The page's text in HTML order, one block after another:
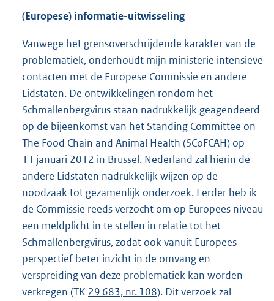
(Europese) informatie-uitwisseling
Vanwege het grensoverschrijdende karakter van de
problematiek, onderhoudt mijn ministerie intensieve
contacten met de Europese Commissie en andere
Lidstaten. De ontwikkelingen rondom het
Schmallenbergvirus staan nadrukkelijk geagendeerd
op de bijeenkomst van het Standing Committee on
The Food Chain and Animal Health (SCoFCAH) op
11 januari 2012 in Brussel. Nederland zal hierin de
andere Lidstaten nadrukkelijk wijzen op de
noodzaak tot gezamenlijk onderzoek. Eerder heb ik
de Commissie reeds verzocht om op Europees niveau
een meldplicht in te stellen in relatie tot het
Schmallenbergvirus, zodat ook vanuit Europees
perspectief beter inzicht in de omvang en
verspreiding van deze problematiek kan worden
verkregen (TK 29 683, nr. 108). Dit verzoek zal